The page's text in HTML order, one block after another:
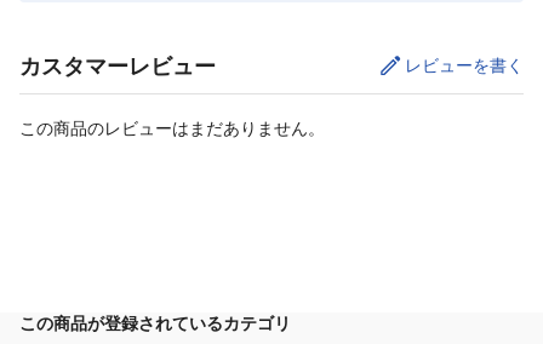
カスタマーレビュー レビューを書く
この商品のレビューはまだありません。
この商品が登録されているカテゴリ